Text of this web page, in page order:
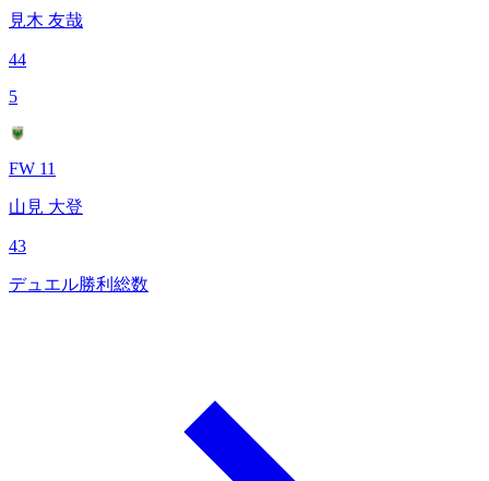
見木 友哉
44
5
FW 11
山見 大登
43
デュエル勝利総数